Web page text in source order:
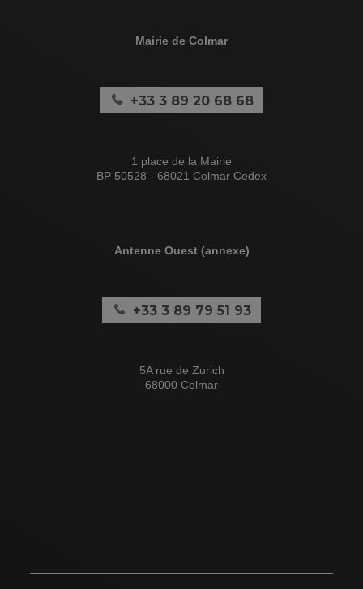
Mairie de Colmar
+33 3 89 20 68 68
1 place de la Mairie
BP 50528 - 68021 Colmar Cedex
Antenne Ouest (annexe)
+33 3 89 79 51 93
5A rue de Zurich
68000 Colmar